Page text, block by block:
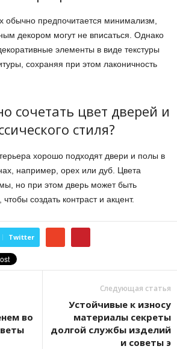
обычно предпочитается минимализм,
декором могут не вписаться. Однако
элементы в виде текстуры
сохраняя при этом лаконичность
сочетать цвет дверей и
стиля?
хорошо подходят двери и полы в
например, орех или дуб. Цвета
но при этом дверь может быть
создать контраст и акцент.
Twitter
во
Следующая статья
Устойчивые к износу
материалы секреты
долгой службы изделий
и советы э